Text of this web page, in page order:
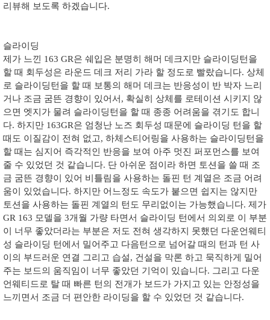
리뷰해 보도록 하겠습니다.
슬라이딩
제가 느낀 163 GR은 쉐입은 분명히 해머 데크지만 슬라이딩턴을
할 때 회두성은 라운드 데크 저리 가라 할 정도로 빨랐습니다. 상체
로 슬라이딩턴을 할 때 보통의 해머 데크는 반응성이 반 박자 느리
거나 조금 굼뜬 경향이 있어서 , 확실히 상체를 로테이션 시키지 않
으면 엣지가 물려 슬라이딩턴을 할 때 종종 어려움을 겪기도 합니
다. 하지만 163GR은 엄청난 노즈 회두성 때문에 슬라이딩 턴을 할
때도 이질감이 전혀 없고, 하체스티어링을 사용하는 슬라이딩턴을
할 때는 심지어 즉각적인 반응을 보여 아주 멋진 퍼포먼스를 보여
줄 수 있었던 것 같습니다. 단 아쉬운 점이라 하면 토션을 쓸 때 조
금 굼뜬 경향이 있어 비틀림을 사용하는 돌핀 턴 계열은 조금 어려
움이 있었습니다. 하지만 어느정도 속도가 붙으면 쉽지는 않지만
토션을 사용하는 돌핀 계열의 턴도 무리없이는 가능했습니다. 제가
GR 163 모델을 3개월 가량 타면서 슬라이딩 턴에서 의외로 이 부분
이 너무 좋았더라는 부분은 저도 전혀 생각하지 못했던 다운언웨티
성 슬라이딩 턴에서 밀어주고 다음턴으로 넘어갈 때의 턴과 턴 사
이의 부드러운 연결 그리고 습설, 건설을 막론 하고 묵직하게 밀어
주는 보드의 움직임이 너무 좋았던 기억이 있습니다. 그리고 다운
언웨티드로 탈 때 빠른 턴의 전개가 보드가 가지고 있는 안정성을
느끼면서 조금 더 편안한 라이딩을 할 수 있었던 것 같습니다.